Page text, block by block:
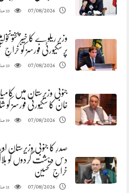
07/08/2026
23
پر سکیورٹی فورسز کو خراجِ
07/08/2026
23
جنوبی وزیرستان میں
خان کا سکیورٹی فورسز کو
07/08/2026
19
صدرِ کا جنوبی وزیرستان
دس دہشت گردوں کو ہلاک
خراجِ تحسین
07/08/2026
21